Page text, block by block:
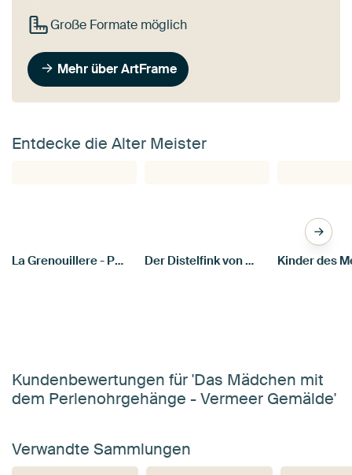
Große Formate möglich
Mehr über ArtFrame
Entdecke die Alter Meister
La Grenouillere - Pierre-Auguste Renoir Der Distelfink von Carel Fabritius
Kundenbewertungen für 'Das Mädchen mit
dem Perlenohrgehänge - Vermeer Gemälde'
Verwandte Sammlungen